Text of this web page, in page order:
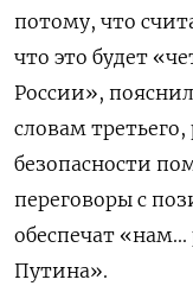
потому, что
что это будет
России»,
словам
безопасности
переговоры с
обеспечат
Путина».